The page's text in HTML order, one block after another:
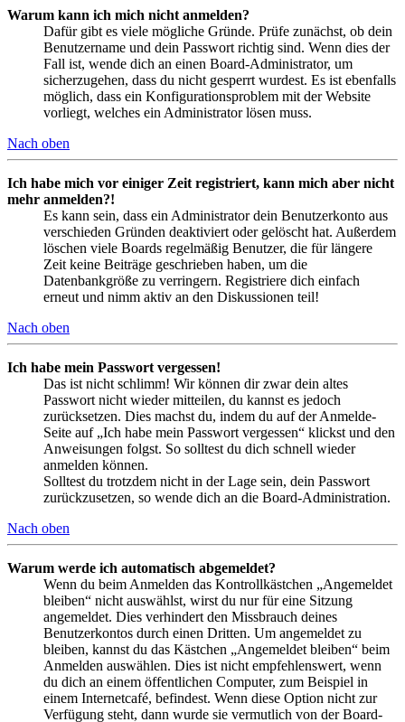
Warum kann ich mich nicht anmelden?
Dafür gibt es viele mögliche Gründe. Prüfe zunächst, ob dein
Benutzername und dein Passwort richtig sind. Wenn dies der
Fall ist, wende dich an einen Board-Administrator, um
sicherzugehen, dass du nicht gesperrt wurdest. Es ist ebenfalls
möglich, dass ein Konfigurationsproblem mit der Website
vorliegt, welches ein Administrator lösen muss.
Nach oben
Ich habe mich vor einiger Zeit registriert, kann mich aber nicht
mehr anmelden?!
Es kann sein, dass ein Administrator dein Benutzerkonto aus
verschieden Gründen deaktiviert oder gelöscht hat. Außerdem
löschen viele Boards regelmäßig Benutzer, die für längere
Zeit keine Beiträge geschrieben haben, um die
Datenbankgröße zu verringern. Registriere dich einfach
erneut und nimm aktiv an den Diskussionen teil!
Nach oben
Ich habe mein Passwort vergessen!
Das ist nicht schlimm! Wir können dir zwar dein altes
Passwort nicht wieder mitteilen, du kannst es jedoch
zurücksetzen. Dies machst du, indem du auf der Anmelde-
Seite auf „Ich habe mein Passwort vergessen“ klickst und den
Anweisungen folgst. So solltest du dich schnell wieder
anmelden können.
Solltest du trotzdem nicht in der Lage sein, dein Passwort
zurückzusetzen, so wende dich an die Board-Administration.
Nach oben
Warum werde ich automatisch abgemeldet?
Wenn du beim Anmelden das Kontrollkästchen „Angemeldet
bleiben“ nicht auswählst, wirst du nur für eine Sitzung
angemeldet. Dies verhindert den Missbrauch deines
Benutzerkontos durch einen Dritten. Um angemeldet zu
bleiben, kannst du das Kästchen „Angemeldet bleiben“ beim
Anmelden auswählen. Dies ist nicht empfehlenswert, wenn
du dich an einem öffentlichen Computer, zum Beispiel in
einem Internetcafé, befindest. Wenn diese Option nicht zur
Verfügung steht, dann wurde sie vermutlich von der Board-